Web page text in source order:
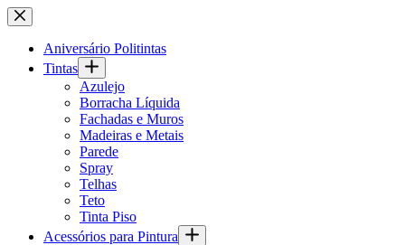
Pular
para
conteúdo
Aniversário Politintas
Tintas
Azulejo
Borracha Líquida
Fachadas e Muros
Madeiras e Metais
Parede
Spray
Telhas
Teto
Tinta Piso
Acessórios para Pintura